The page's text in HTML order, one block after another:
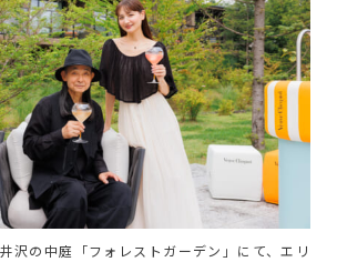
沢の中庭「フォレストガーデン」にて、エリ